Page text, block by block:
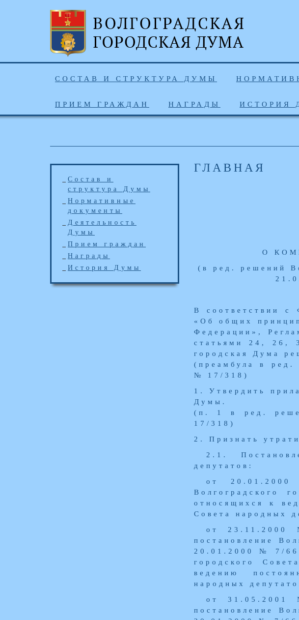
СОСТАВ И СТРУКТУРА ДУМЫ
ПРИЕМ ГРАЖДАН НАГРАДЫ ИСТОРИЯ
Состав и
структура Думы
Нормативные
документы
Деятельность
Думы
Прием граждан
Награды
История Думы
ГЛАВНАЯ
О
(в ред. решений
В соответствии
«Об общих
Федерации»,
статьями 24, 26,
городская Дума
(преамбула в ред.
№ 17/318)
1. Утвердить
Думы.
(п. 1 в ред.
17/318)
2. Признать
2.1.
депутатов:
от
Волгоградского
относящихся к
Совета народных
от 23.11.2000
постановление
20.01.2000 № 7/66
городского
ведению
народных
от 31.05.2001
постановление